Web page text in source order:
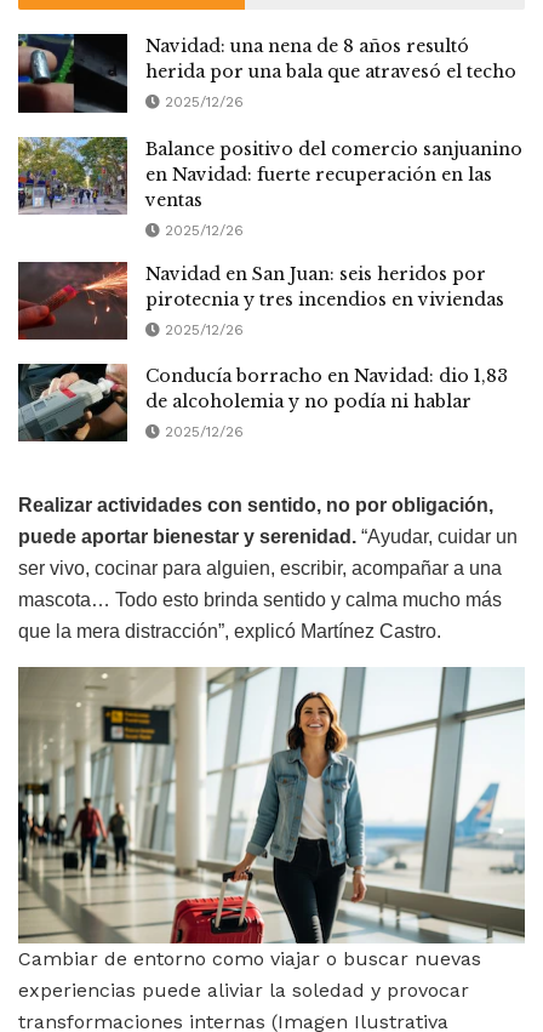
Navidad: una nena de 8 años resultó
herida por una bala que atravesó el techo
2025/12/26
Balance positivo del comercio sanjuanino
en Navidad: fuerte recuperación en las
ventas
2025/12/26
Navidad en San Juan: seis heridos por
pirotecnia y tres incendios en viviendas
2025/12/26
Conducía borracho en Navidad: dio 1,83
de alcoholemia y no podía ni hablar
2025/12/26
Realizar actividades con sentido, no por obligación,
puede aportar bienestar y serenidad. “Ayudar, cuidar un
ser vivo, cocinar para alguien, escribir, acompañar a una
mascota… Todo esto brinda sentido y calma mucho más
que la mera distracción”, explicó Martínez Castro.
Cambiar de entorno como viajar o buscar nuevas
experiencias puede aliviar la soledad y provocar
transformaciones internas (Imagen Ilustrativa